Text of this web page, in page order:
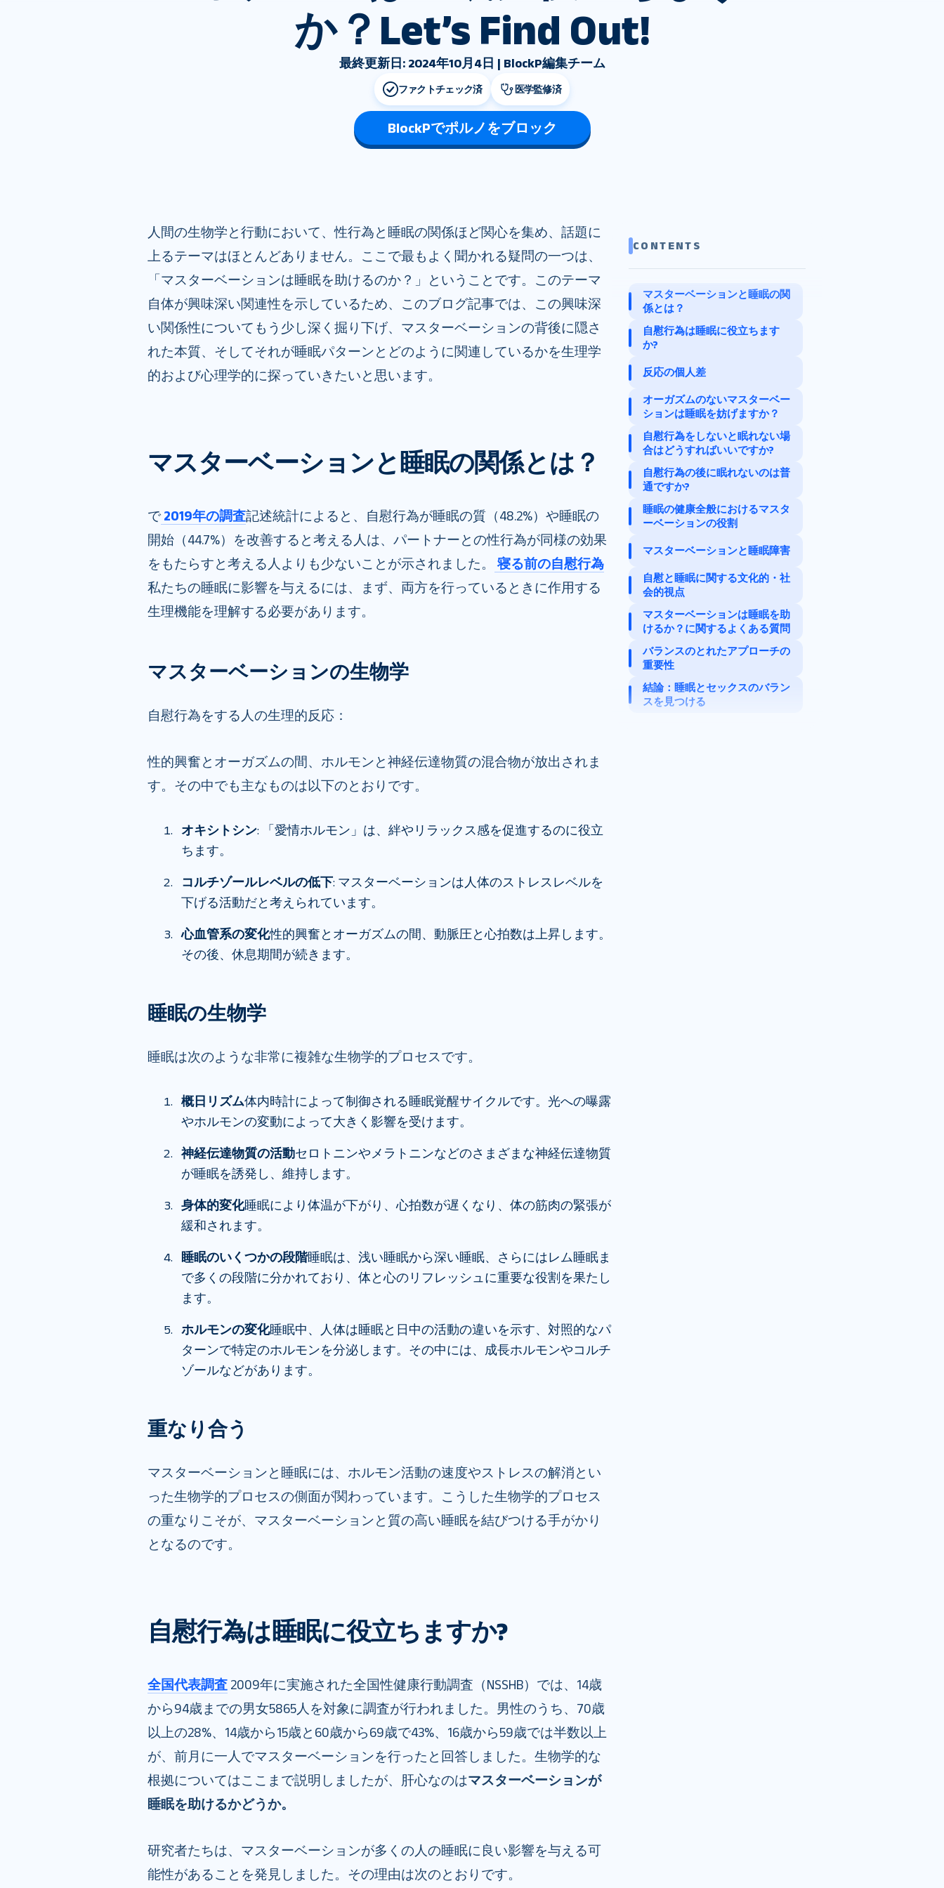
か？Let’s Find Out!
最終更新日: 2024年10月4日 | BlockP編集チーム
ファクトチェック済 医学監修済
BlockPでポルノをブロック
人間の生物学と行動において、性行為と睡眠の関係ほど関心を集め、話題に
上るテーマはほとんどありません。ここで最もよく聞かれる疑問の一つは、
「マスターベーションは睡眠を助けるのか？」ということです。このテーマ
自体が興味深い関連性を示しているため、このブログ記事では、この興味深
い関係性についてもう少し深く掘り下げ、マスターベーションの背後に隠さ
れた本質、そしてそれが睡眠パターンとどのように関連しているかを生理学
的および心理学的に探っていきたいと思います。
マスターベーションと睡眠の関係とは？
で 2019年の調査記述統計によると、自慰行為が睡眠の質（48.2%）や睡眠の
開始（44.7%）を改善すると考える人は、パートナーとの性行為が同様の効果
をもたらすと考える人よりも少ないことが示されました。
寝る前の自慰行為
私たちの睡眠に影響を与えるには、まず、両方を行っているときに作用する
生理機能を理解する必要があります。
マスターベーションの生物学
自慰行為をする人の生理的反応：
性的興奮とオーガズムの間、ホルモンと神経伝達物質の混合物が放出されま
す。その中でも主なものは以下のとおりです。
オキシトシン: 「愛情ホルモン」は、絆やリラックス感を促進するのに役立
ちます。
コルチゾールレベルの低下: マスターベーションは人体のストレスレベルを
下げる活動だと考えられています。
心血管系の変化性的興奮とオーガズムの間、動脈圧と心拍数は上昇します。
その後、休息期間が続きます。
睡眠の生物学
睡眠は次のような非常に複雑な生物学的プロセスです。
概日リズム体内時計によって制御される睡眠覚醒サイクルです。光への曝露
やホルモンの変動によって大きく影響を受けます。
神経伝達物質の活動セロトニンやメラトニンなどのさまざまな神経伝達物質
が睡眠を誘発し、維持します。
身体的変化睡眠により体温が下がり、心拍数が遅くなり、体の筋肉の緊張が
緩和されます。
睡眠のいくつかの段階睡眠は、浅い睡眠から深い睡眠、さらにはレム睡眠ま
で多くの段階に分かれており、体と心のリフレッシュに重要な役割を果たし
ます。
ホルモンの変化睡眠中、人体は睡眠と日中の活動の違いを示す、対照的なパ
ターンで特定のホルモンを分泌します。その中には、成長ホルモンやコルチ
ゾールなどがあります。
重なり合う
マスターベーションと睡眠には、ホルモン活動の速度やストレスの解消とい
った生物学的プロセスの側面が関わっています。こうした生物学的プロセス
の重なりこそが、マスターベーションと質の高い睡眠を結びつける手がかり
となるのです。
自慰行為は睡眠に役立ちますか?
全国代表調査 2009年に実施された全国性健康行動調査（NSSHB）では、14歳
から94歳までの男女5865人を対象に調査が行われました。男性のうち、70歳
以上の28%、14歳から15歳と60歳から69歳で43%、16歳から59歳では半数以上
が、前月に一人でマスターベーションを行ったと回答しました。生物学的な
根拠についてはここまで説明しましたが、肝心なのはマスターベーションが
睡眠を助けるかどうか。
研究者たちは、マスターベーションが多くの人の睡眠に良い影響を与える可
能性があることを発見しました。その理由は次のとおりです。
CONTENTS
マスターベーションと睡眠の関
係とは？
マスターベーションの生物
睡眠の生物学
重なり合う
自慰行為は睡眠に役立ちます
か?
反応の個人差
オーガズムのないマスターベー
ションは睡眠を妨げますか？
自慰行為をしないと眠れない場
合はどうすればいいですか?
自慰行為の後に眠れないのは普
通ですか?
睡眠の健康全般におけるマスタ
ーベーションの役割
マスターベーションと睡眠障害
自慰と睡眠に関する文化的・社
会的視点
マスターベーションは睡眠を助
けるか？に関するよくある質問
オナニーをすると眠れるよ
うになりますか?
射精するとなぜ疲れるので
しょうか?
バランスのとれたアプローチの
重要性
結論：睡眠とセックスのバラン
スを見つける